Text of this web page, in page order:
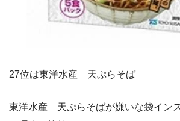
27位は東洋水産 天ぷらそば
東洋水産 天ぷらそばが嫌いな袋イン